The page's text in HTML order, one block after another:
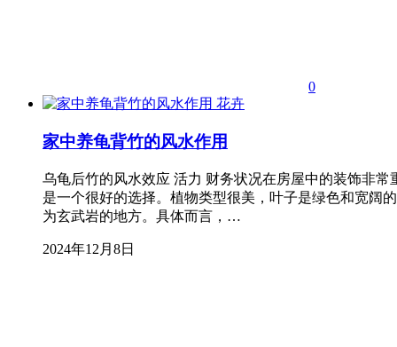
0
花卉
家中养龟背竹的风水作用
乌龟后竹的风水效应 活力 财务状况在房屋中的装饰非
是一个很好的选择。植物类型很美，叶子是绿色和宽阔
为玄武岩的地方。具体而言，…
2024年12月8日